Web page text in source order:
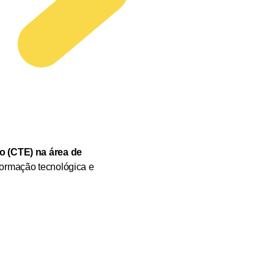
(CTE) na área de
tecnológica e